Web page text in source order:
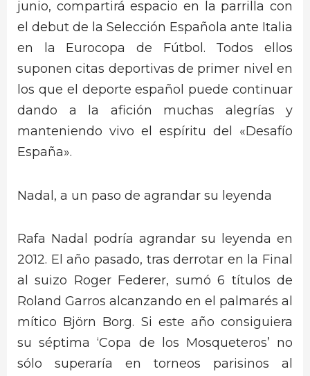
junio, compartirá espacio en la parrilla con
el debut de la Selección Española ante Italia
en la Eurocopa de Fútbol. Todos ellos
suponen citas deportivas de primer nivel en
los que el deporte español puede continuar
dando a la afición muchas alegrías y
manteniendo vivo el espíritu del «Desafío
España».
Nadal, a un paso de agrandar su leyenda
Rafa Nadal podría agrandar su leyenda en
2012. El año pasado, tras derrotar en la Final
al suizo Roger Federer, sumó 6 títulos de
Roland Garros alcanzando en el palmarés al
mítico Björn Borg. Si este año consiguiera
su séptima ‘Copa de los Mosqueteros’ no
sólo superaría en torneos parisinos al